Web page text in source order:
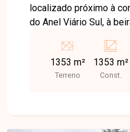
localizado próximo à
do Anel Viário Sul, à
investimento, lazer ou
com fácil acesso e
1353 m²
Terreno
1353 m²
Const.